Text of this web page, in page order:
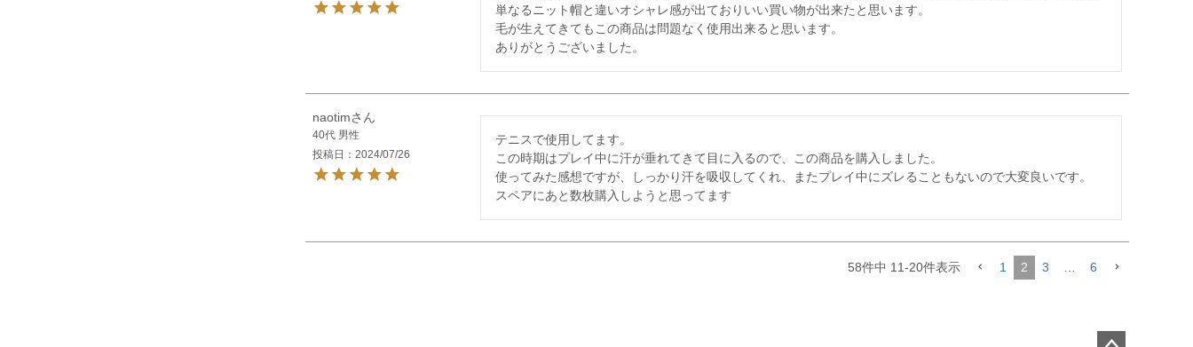
単なるニット帽と違いオシャレ感が出ておりいい買い物が出来たと思います。
毛が生えてきてもこの商品は問題なく使用出来ると思います。
ありがとうございました。
naotim
40代 男性
投稿日
2024/07/26
テニスで使用してます。
この時期はプレイ中に汗が垂れてきて目に入るので、この商品を購入しました。
使ってみた感想ですが、しっかり汗を吸収してくれ、またプレイ中にズレることもないので大変良いです。
スペアにあと数枚購入しようと思ってます
58件中 11-20件表示 1 2 3 6